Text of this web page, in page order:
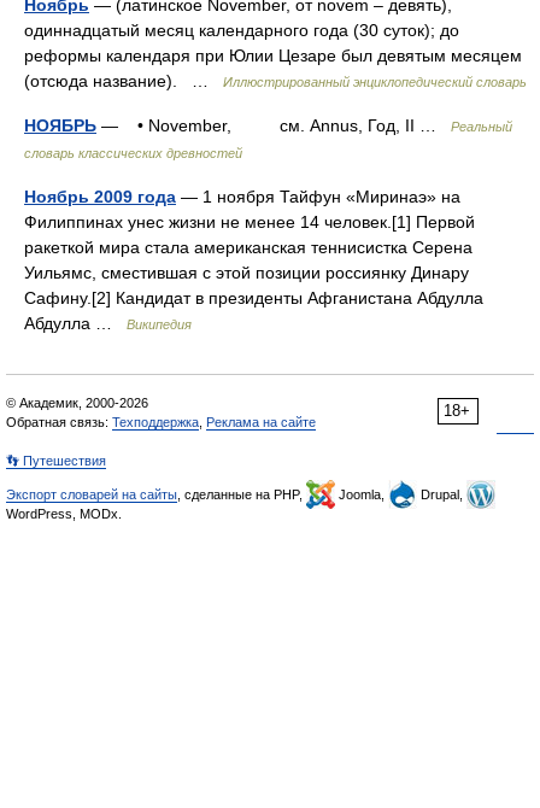
Ноябрь — (латинское November, от novem – девять),
одиннадцатый месяц календарного года (30 суток); до
реформы календаря при Юлии Цезаре был девятым месяцем
(отсюда название). …
Иллюстрированный энциклопедический словарь
НОЯБРЬ — • November, см. Annus, Год, II …
Реальный
словарь классических древностей
Ноябрь 2009 года — 1 ноября Тайфун «Миринаэ» на
Филиппинах унес жизни не менее 14 человек.[1] Первой
ракеткой мира стала американская теннисистка Серена
Уильямс, сместившая с этой позиции россиянку Динару
Сафину.[2] Кандидат в президенты Афганистана Абдулла
Абдулла …
Википедия
18+
© Академик, 2000-2026
Обратная связь: Техподдержка Реклама на сайте
👣 Путешествия
Экспорт словарей на сайты , сделанные на PHP, Joomla,
Drupal,
WordPress, MODx.